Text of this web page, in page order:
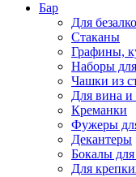
Бар
Для
Стаканы
Графины,
Наборы
Чашки из
Для вина и
Креманки
Фужеры
Декантеры
Бокалы
Для